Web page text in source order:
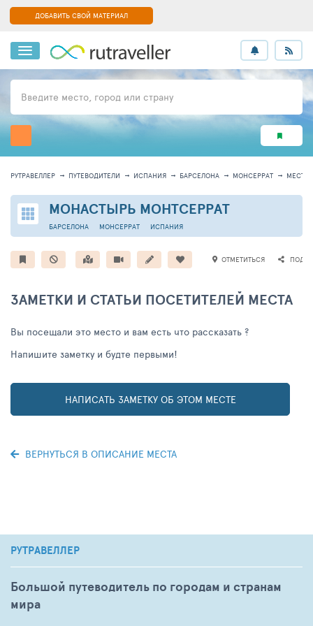
ДОБАВИТЬ СВОЙ МАТЕРИАЛ
Введите место, город или страну
РУТРАВЕЛЛЕР ПУТЕВОДИТЕЛИ ИСПАНИЯ БАРСЕЛОНА МОНСЕРРАТ МЕСТО
МОНАСТЫРЬ МОНТСЕРРАТ
ИСПАНИЯ
БАРСЕЛОНА МОНСЕРРАТ
ОТМЕТИТЬСЯ
ЗАМЕТКИ И СТАТЬИ ПОСЕТИТЕЛЕЙ МЕСТА
Вы посещали это место и вам есть что рассказать ?
Напишите заметку и будте первыми!
НАПИСАТЬ ЗАМЕТКУ ОБ ЭТОМ МЕСТЕ
ВЕРНУТЬСЯ В ОПИСАНИЕ МЕСТА
РУТРАВЕЛЛЕР
Большой путеводитель по городам и странам
мира